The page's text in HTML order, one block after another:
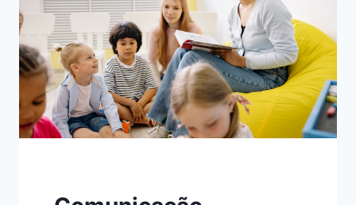
PROFESSORES
PAIS